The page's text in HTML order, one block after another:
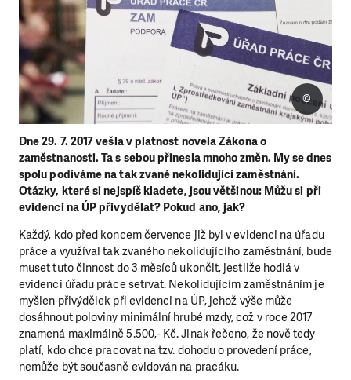
Dne 29. 7. 2017 vešla v platnost novela Zákona o
zaměstnanosti. Ta s sebou přinesla mnoho změn. My se dnes
spolu podíváme na tak zvané nekolidující zaměstnání.
Otázky, které si nejspíš kladete, jsou většinou: Můžu si při
evidenci na ÚP přivydělat? Pokud ano, jak?
©
Každý, kdo před koncem července již byl v evidenci na úřadu
práce a využíval tak zvaného nekolidujícího zaměstnání, bude
muset tuto činnost do 3 měsíců ukončit, jestliže hodlá v
evidenci úřadu práce setrvat. Nekolidujícím zaměstnáním je
myšlen přivýdělek při evidenci na ÚP, jehož výše může
dosáhnout poloviny minimální hrubé mzdy, což v roce 2017
znamená maximálně 5.500,- Kč. Jinak řečeno, že nově tedy
platí, kdo chce pracovat na tzv. dohodu o provedení práce,
nemůže být současně evidován na pracáku.